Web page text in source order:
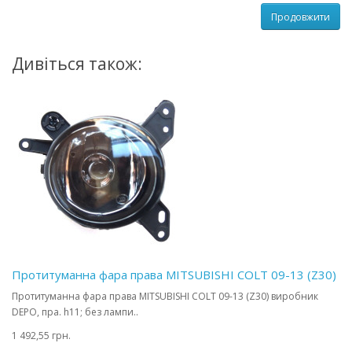
Продовжити
Дивіться також:
Протитуманна фара права MITSUBISHI COLT 09-13 (Z30)
Протитуманна фара права MITSUBISHI COLT 09-13 (Z30) виробник
DEPO, пра. h11; без лампи..
1 492,55 грн.